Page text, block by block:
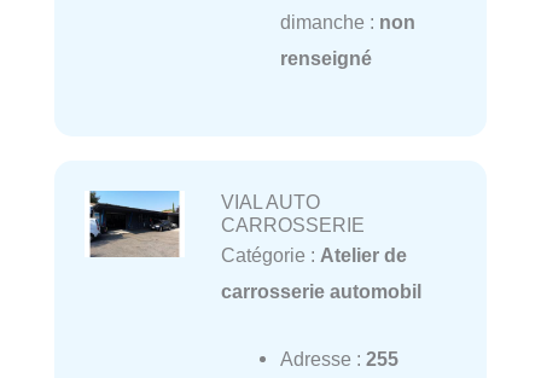
dimanche : non
renseigné
VIAL AUTO
CARROSSERIE
Catégorie : Atelier de
carrosserie automobil
Adresse : 255